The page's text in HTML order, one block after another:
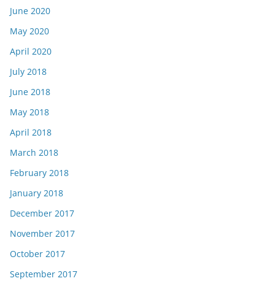
June 2020
May 2020
April 2020
July 2018
June 2018
May 2018
April 2018
March 2018
February 2018
January 2018
December 2017
November 2017
October 2017
September 2017